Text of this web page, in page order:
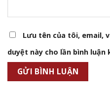
Lưu tên của tôi, email,
duyệt này cho lần bình luận